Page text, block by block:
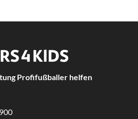
Profifußballer helfen